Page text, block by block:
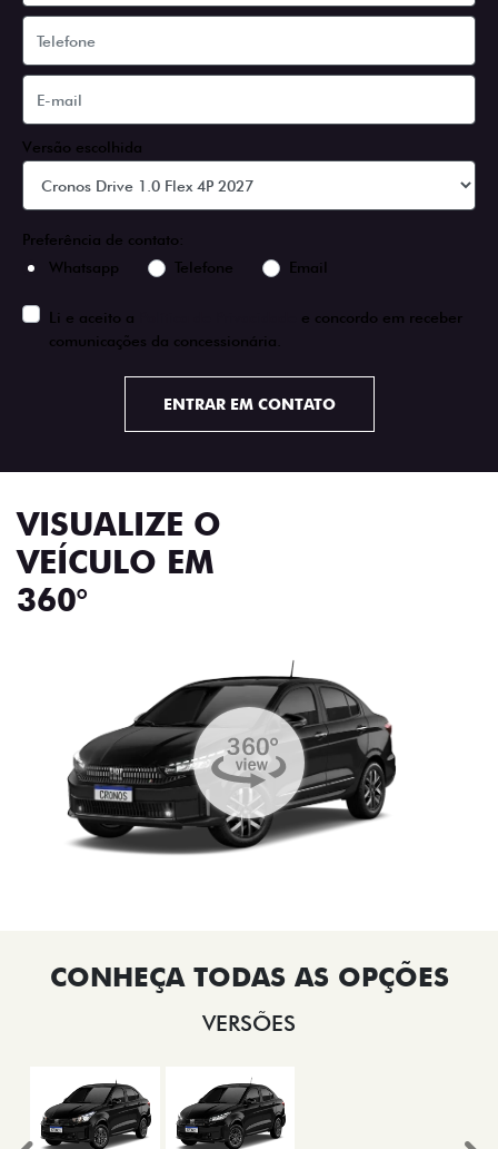
Versão escolhida
Preferência de contato:
Whatsapp
Telefone Email
Li e aceito a
e concordo em receber
comunicações da concessionária.
ENTRAR EM CONTATO
VISUALIZE O
VEÍCULO EM
360°
VERSÕES